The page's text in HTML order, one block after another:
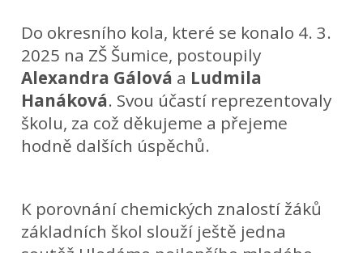
Do okresního kola, které se konalo 4. 3.
2025 na ZŠ Šumice, postoupily
Alexandra Gálová a Ludmila
Hanáková. Svou účastí reprezentovaly
školu, za což děkujeme a přejeme
hodně dalších úspěchů.
K porovnání chemických znalostí žáků
základních škol slouží ještě jedna